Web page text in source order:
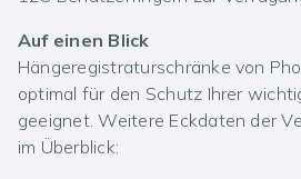
Auf einen Blick
Hängeregistraturschränke von
optimal für den Schutz Ihrer
geeignet. Weitere Eckdaten der
im Überblick: